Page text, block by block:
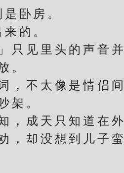
卧房。
的。
见里头的声音并
。
不太像是情侣间
架。
成天只知道在外
，却没想到儿子蛮